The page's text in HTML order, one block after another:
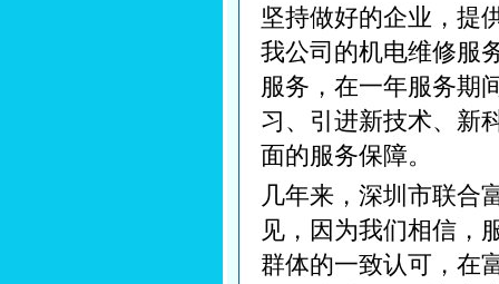
坚持做好的企业，提
我公司的机电维修服
服务，在一年服务期
习、引进新技术、新
面的服务保障。
几年来，深圳市联合
见，因为我们相信，
群体的一致认可，在